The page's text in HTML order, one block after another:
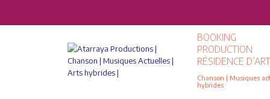
BOOKING
PRODUCTION
RÉSIDENCE
Chanson | Musiques
hybrides